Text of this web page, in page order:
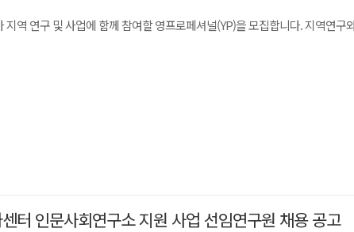
역 연구 및 사업에 함께 참여할 영프로페셔널(YP)을 모집합니다. 지역연구
터 인문사회연구소 지원 사업 선임연구원 채용 공고